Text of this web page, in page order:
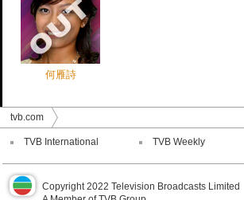
何雁詩
tvb.com
TVB International TVB Weekly
Copyright 2022 Television Broadcasts Limited